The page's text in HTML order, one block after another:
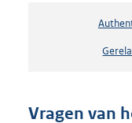
Vragen van